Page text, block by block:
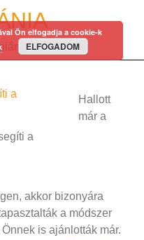
a
Hallott
már a
akkor bizonyára
a módszer
is ajánlották már.
Ön elfogadja a cookie-k
ELFOGADOM